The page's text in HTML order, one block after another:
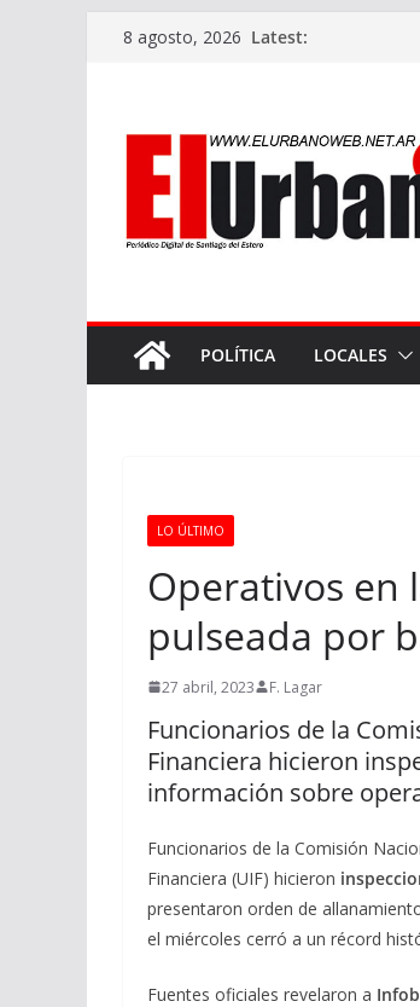
8 agosto, 2026 Latest:
POLÍTICA LOCALES
LO ÚLTIMO
Operativos en
pulseada por
27 abril, 2023 F. Lagar
Funcionarios de la
Financiera hicieron
información sobre
Funcionarios de la Comisión
Financiera (UIF) hicieron
presentaron orden de
el miércoles cerró a un récord
Fuentes oficiales revelaron a